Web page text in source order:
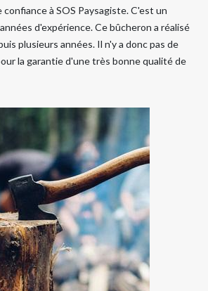
à SOS Paysagiste. C'est un
d'expérience. Ce bûcheron a réalisé
plusieurs années. Il n'y a donc pas de
la garantie d'une très bonne qualité de